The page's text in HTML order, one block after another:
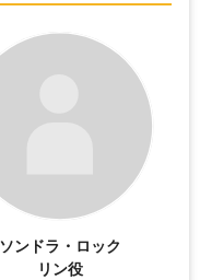
ソンドラ・ロック
リン役